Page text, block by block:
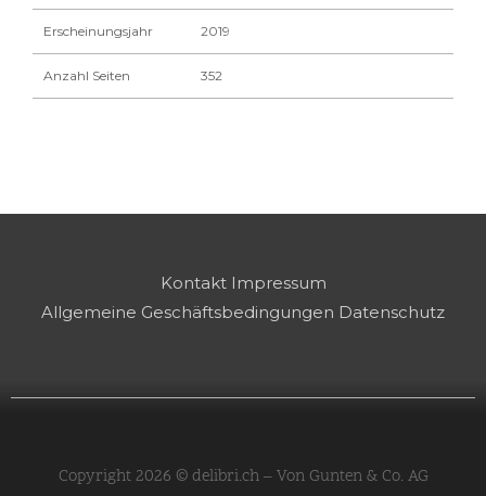
Erscheinungsjahr 2019
Anzahl Seiten 352
Kontakt Impressum
Allgemeine Geschäftsbedingungen Datenschutz
Copyright 2026 © delibri.ch – Von Gunten & Co. AG